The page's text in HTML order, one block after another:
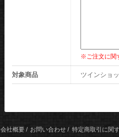
※ご注文に関
対象商品 ツインショ
会社概要 お問い合わせ 特定商取引に関